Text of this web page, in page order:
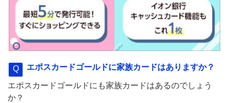
エポスカードゴールドに家族カードはありますか？
エポスカードゴールドにも家族カードはあるのでしょう
か？